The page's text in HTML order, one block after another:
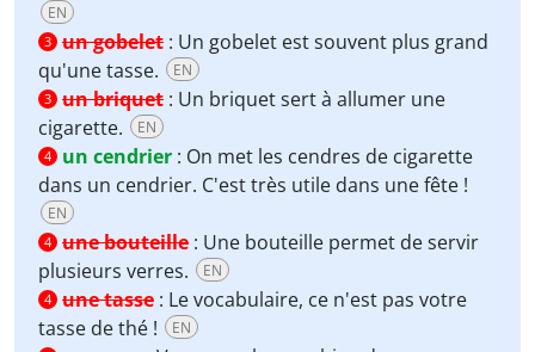
EN
3 un gobelet : Un gobelet est souvent plus grand
qu'une tasse.
EN
3 un briquet : Un briquet sert à allumer une
cigarette.
EN
4 un cendrier : On met les cendres de cigarette
dans un cendrier. C'est très utile dans une fête !
EN
4 une bouteille : Une bouteille permet de servir
plusieurs verres.
EN
4 une tasse : Le vocabulaire, ce n'est pas votre
tasse de thé !
EN